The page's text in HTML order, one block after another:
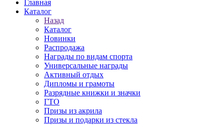
Главная
Каталог
Назад
Каталог
Новинки
Распродажа
Награды по видам спорта
Универсальные награды
Активный отдых
Дипломы и грамоты
Разрядные книжки и значки
ГТО
Призы из акрила
Призы и подарки из стекла